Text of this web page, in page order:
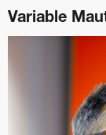
Variable